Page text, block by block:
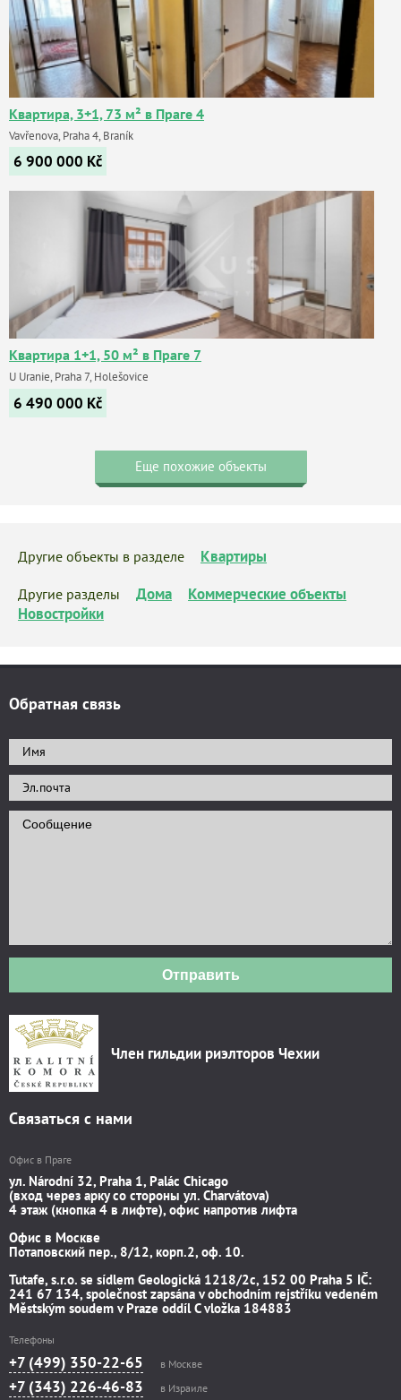
Квартира, 3+1, 73 м² в Праге 4
Vavřenova, Praha 4, Braník
6 900 000 Kč
Квартира 1+1, 50 м² в Праге 7
U Uranie, Praha 7, Holešovice
6 490 000 Kč
Еще похожие объекты
Другие объекты в разделе Квартиры
Другие разделы Дома
Коммерческие объекты
Новостройки
Обратная связь
Отправить
Член гильдии риэлторов Чехии
Связаться с нами
Офис в Праге
ул. Národní 32, Praha 1, Palác Chicago
(вход через арку со стороны ул. Charvátova)
4 этаж (кнопка 4 в лифте), офис напротив лифта
Офис в Москве
Потаповский пер., 8/12, корп.2, оф. 10.
Tutafe, s.r.o. se sídlem Geologická 1218/2c, 152 00 Praha 5 IČ:
241 67 134, společnost zapsána v obchodním rejstříku vedeném
Městským soudem v Praze oddíl C vložka 184883
Телефоны
+7 (499) 350-22-65 в Москве
+7 (343) 226-46-83 в Израиле